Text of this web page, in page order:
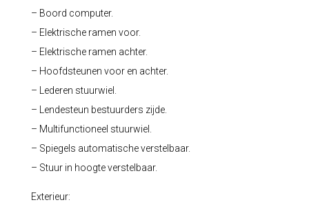
– Boord computer.
– Elektrische ramen voor.
– Elektrische ramen achter.
– Hoofdsteunen voor en achter.
– Lederen stuurwiel.
– Lendesteun bestuurders zijde.
– Multifunctioneel stuurwiel.
– Spiegels automatische verstelbaar.
– Stuur in hoogte verstelbaar.
Exterieur: